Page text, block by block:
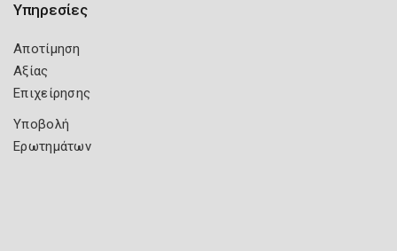
Υπηρεσίες
Αποτίμηση
Αξίας
Επιχείρησης
Υποβολή
Ερωτημάτων